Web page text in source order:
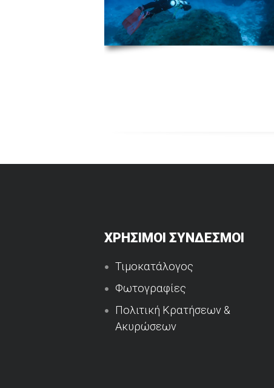
ΧΡΗΣΙΜΟΙ ΣΥΝΔΕΣΜΟΙ
Τιμοκατάλογος
Φωτογραφίες
Πολιτική Κρατήσεων &
Ακυρώσεων